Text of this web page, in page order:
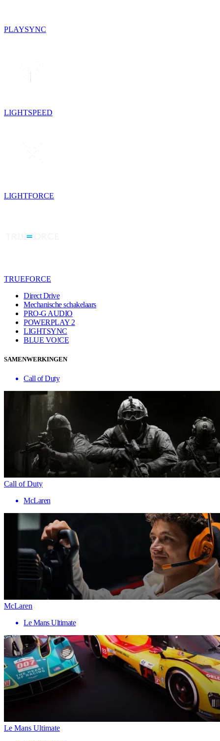
PLAYSYNC
LIGHTSPEED
LIGHTFORCE
TRUEFORCE
Direct Drive
Mechanische schakelaars
PRO-G AUDIO
POWERPLAY 2
LIGHTSYNC
BLUE VO!CE
SAMENWERKINGEN
Call of Duty
Call of Duty
McLaren
McLaren
Le Mans Ultimate
Le Mans Ultimate